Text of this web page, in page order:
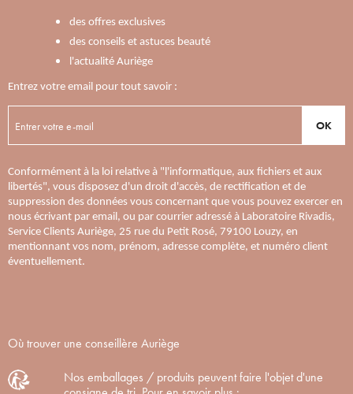
des offres exclusives
des conseils et astuces beauté
l'actualité Auriège
Entrez votre email pour tout savoir :
OK
Conformément à la loi relative à "l'informatique, aux fichiers et aux
libertés", vous disposez d'un droit d'accès, de rectification et de
suppression des données vous concernant que vous pouvez exercer en
nous écrivant par email, ou par courrier adressé à Laboratoire Rivadis,
Service Clients Auriège, 25 rue du Petit Rosé, 79100 Louzy, en
mentionnant vos nom, prénom, adresse complète, et numéro client
éventuellement.
Où trouver une conseillère Auriège
Nos emballages / produits peuvent faire l'objet d'une